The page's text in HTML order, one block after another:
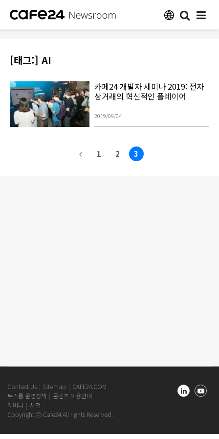
[태그:] AI
카페24 개발자 세미나 2019: 전자
상거래의 혁신적인 플레이어
2019/09/04
1 2 3
Cafe24
Newsroom
Footer
Contact Us Sitemap
CAFE24.COM
뉴스룸 운영정책
콘텐츠 이용안내
웨비나
사전
Copyright ⓒ Cafe24 All rights Reserved.